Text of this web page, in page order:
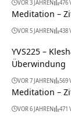
VOR 3 JAHREN 476
Meditation –
VOR 5 JAHREN 438
YVS225 –
Überwindung
VOR 7 JAHREN 569
Meditation –
VOR 6 JAHREN 471